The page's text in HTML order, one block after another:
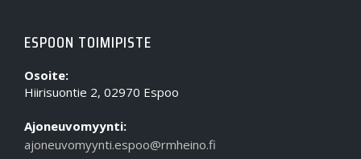
ESPOON TOIMIPISTE
Osoite:
Hiirisuontie 2, 02970 Espoo
Ajoneuvomyynti:
ajoneuvomyynti.espoo@rmheino.fi